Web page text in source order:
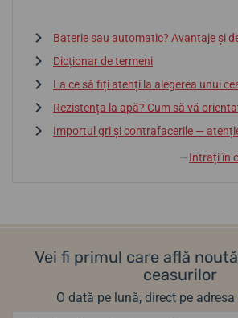
Baterie sau automatic? Avantaje și
Dicționar de termeni
La ce să fiți atenți la alegerea unui
Rezistența la apă? Cum să vă
Importul gri și contrafacerile —
↓ Intrați în
Vei fi primul care află
ceasurilor
O dată pe lună, direct pe